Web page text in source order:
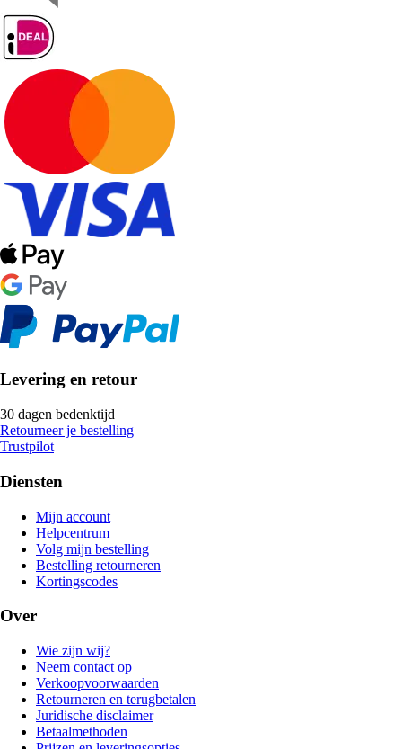
Levering en retour
30 dagen bedenktijd
Retourneer je bestelling
Trustpilot
Diensten
Mijn account
Helpcentrum
Volg mijn bestelling
Bestelling retourneren
Kortingscodes
Over
Wie zijn wij?
Neem contact op
Verkoopvoorwaarden
Retourneren en terugbetalen
Juridische disclaimer
Betaalmethoden